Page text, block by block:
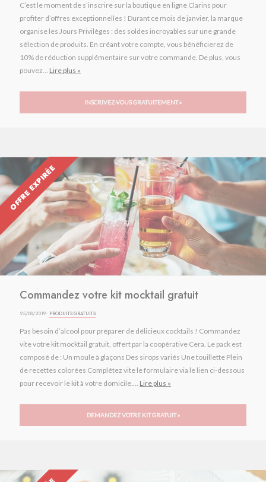
C’est le moment de s’inscrire sur la boutique en ligne Clarins pour
profiter d’offres exceptionnelles ! Durant ce mois de janvier, la marque
organise les Jours Privilèges : des soldes incroyables sur une grande
sélection de produits. En créant votre compte, vous bénéficierez de
10% de réduction supplémentaire sur votre commande. De plus, vous
pouvez... Lire plus »
INSCRIVEZ-VOUS GRATUITEMENT »
OFFRE EXPIRÉE
Commandez votre kit mocktail gratuit
25/08/2019 · PRODUITS GRATUITS
Pas besoin d’alcool pour préparer de délicieux cocktails ! Commandez
vite votre kit mocktail gratuit, offert par la coopérative Cera. Le pack est
composé de : Un moule à glaçons Des sirops variés Une touillette Plein
de recettes colorées Complétez vite le formulaire via le lien ci-dessous
pour recevoir le kit à votre domicile.... Lire plus »
DEMANDEZ VOTRE KIT GRATUIT »